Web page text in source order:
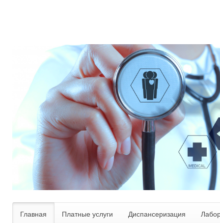
Главная Платные услуги Диспансеризация